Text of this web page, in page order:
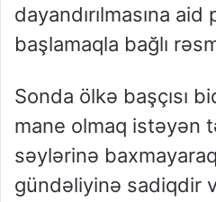
dayandırılmasına
başlamaqla bağlı
Sonda ölkə başçısı
mane olmaq istəyən
səylərinə
gündəliyinə sadiqdir